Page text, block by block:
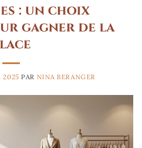
: un choix
gagner de la
2025 PAR NINA BERANGER